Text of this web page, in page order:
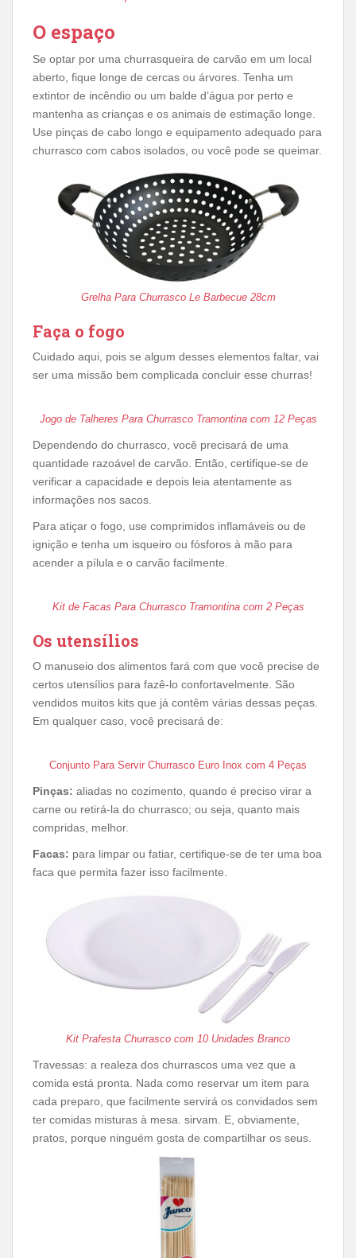
O espaço
Se optar por uma churrasqueira de carvão em um local
aberto, fique longe de cercas ou árvores. Tenha um
extintor de incêndio ou um balde d’água por perto e
mantenha as crianças e os animais de estimação longe.
Use pinças de cabo longo e equipamento adequado para
churrasco com cabos isolados, ou você pode se queimar.
Grelha Para Churrasco Le Barbecue 28cm
Faça o fogo
Cuidado aqui, pois se algum desses elementos faltar, vai
ser uma missão bem complicada concluir esse churras!
Jogo de Talheres Para Churrasco Tramontina com 12 Peças
Dependendo do churrasco, você precisará de uma
quantidade razoável de carvão. Então, certifique-se de
verificar a capacidade e depois leia atentamente as
informações nos sacos.
Para atiçar o fogo, use comprimidos inflamáveis ​​ou de
ignição e tenha um isqueiro ou fósforos à mão para
acender a pílula e o carvão facilmente.
Kit de Facas Para Churrasco Tramontina com 2 Peças
Os utensílios
O manuseio dos alimentos fará com que você precise de
certos utensílios para fazê-lo confortavelmente. São
vendidos muitos kits que já contêm várias dessas peças.
Em qualquer caso, você precisará de:
Conjunto Para Servir Churrasco Euro Inox com 4 Peças
Pinças: aliadas no cozimento, quando é preciso virar a
carne ou retirá-la do churrasco; ou seja, quanto mais
compridas, melhor.
Facas: para limpar ou fatiar, certifique-se de ter uma boa
faca que permita fazer isso facilmente.
Kit Prafesta Churrasco com 10 Unidades Branco
Travessas: a realeza dos churrascos uma vez que a
comida está pronta. Nada como reservar um item para
cada preparo, que facilmente servirá os convidados sem
ter comidas misturas à mesa. sirvam. E, obviamente,
pratos, porque ninguém gosta de compartilhar os seus.